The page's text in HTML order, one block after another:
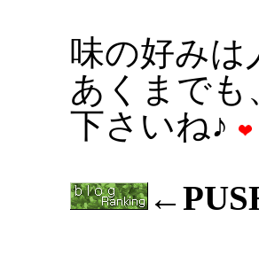
味の好みは
あくまでも
下さいね♪